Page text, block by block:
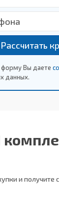
Рассчитать
Вы даете
данных.
и получите